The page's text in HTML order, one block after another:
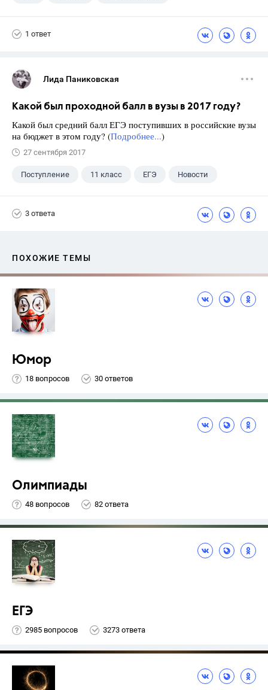
1 ответ
Лида Паниковская
Какой был проходной балл в вузы в 2017 году?
Какой был средний балл ЕГЭ поступивших в российские вузы
на бюджет в этом году? (Подробнее...)
27 сентября 2017
Поступление 11 класс ЕГЭ Новости
3 ответа
ПОХОЖИЕ ТЕМЫ
Юмор
18 вопросов 30 ответов
Олимпиады
48 вопросов 82 ответа
ЕГЭ
2985 вопросов 3273 ответа